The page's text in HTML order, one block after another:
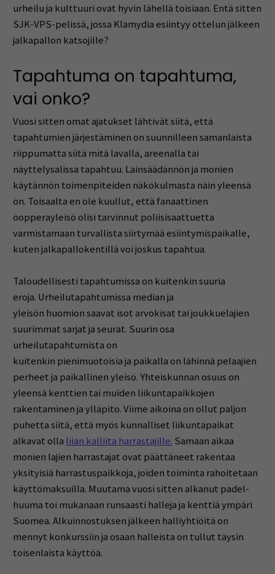
urheilu ja kulttuuri ovat hyvin lähellä toisiaan. Entä sitten
SJK-VPS-pelissä, jossa Klamydia esiintyy ottelun jälkeen
jalkapallon katsojille?
Tapahtuma on tapahtuma,
vai onko?
Vuosi sitten omat ajatukset lähtivät siitä, että
tapahtumien järjestäminen on suunnilleen samanlaista
riippumatta siitä mitä lavalla, areenalla tai
näyttelysalissa tapahtuu. Lainsäädännön ja monien
käytännön toimenpiteiden näkökulmasta näin yleensä
on. Toisaalta en ole kuullut, että fanaattinen
oopperayleisö olisi tarvinnut poliisisaattuetta
varmistamaan turvallista siirtymää esiintymispaikalle,
kuten jalkapallokentillä voi joskus tapahtua.
Taloudellisesti tapahtumissa on kuitenkin suuria
eroja. Urheilutapahtumissa median ja
yleisön huomion saavat isot arvokisat tai joukkuelajien
suurimmat sarjat ja seurat. Suurin osa
urheilutapahtumista on
kuitenkin pienimuotoisia ja paikalla on lähinnä pelaajien
perheet ja paikallinen yleisö. Yhteiskunnan osuus on
yleensä kenttien tai muiden liikuntapaikkojen
rakentaminen ja ylläpito. Viime aikoina on ollut paljon
puhetta siitä, että myös kunnalliset liikuntapaikat
alkavat olla liian kalliita harrastajille. Samaan aikaa
monien lajien harrastajat ovat päättäneet rakentaa
yksityisiä harrastuspaikkoja, joiden toiminta rahoitetaan
käyttömaksuilla. Muutama vuosi sitten alkanut padel-
huuma toi mukanaan runsaasti halleja ja kenttiä ympäri
Suomea. Alkuinnostuksen jälkeen halliyhtiöitä on
mennyt konkurssiin ja osaan halleista on tullut täysin
toisenlaista käyttöä.